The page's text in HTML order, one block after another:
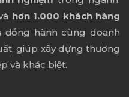
hơn 1.000 khách hàng
hành cùng doanh
giúp xây dựng thương
và khác biệt.